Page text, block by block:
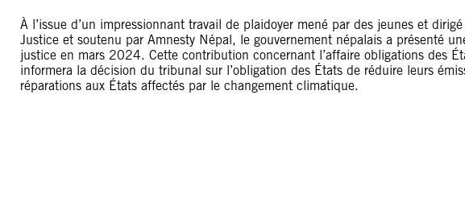
À l’issue d’un impressionnant travail de plaidoyer mené par des jeunes et
Justice et soutenu par Amnesty Népal, le gouvernement népalais a présenté
justice en mars 2024. Cette contribution concernant l’affaire obligations des
informera la décision du tribunal sur l’obligation des États de réduire leurs
réparations aux États affectés par le changement climatique.